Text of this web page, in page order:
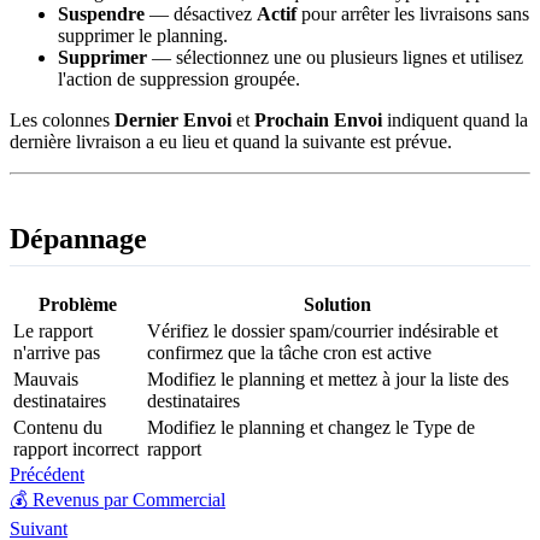
Suspendre — désactivez Actifpour arrêter les livraisons sans
supprimer le planning.
Supprimer — sélectionnez une ou plusieurs lignes et utilisez
l'action de suppression groupée.
Les colonnes Dernier Envoi et Prochain Envoi indiquent quand la
dernière livraison a eu lieu et quand la suivante est prévue.
Dépannage
Problème
Solution
Le rapport
n'arrive pas
Vérifiez le dossier spam/courrier indésirable et
confirmez que la tâche cron est active
Mauvais
destinataires
Modifiez le planning et mettez à jour la liste des
destinataires
Contenu du
rapport incorrect
Modifiez le planning et changez le Type de
rapport
Précédent
💰 Revenus par Commercial
Suivant